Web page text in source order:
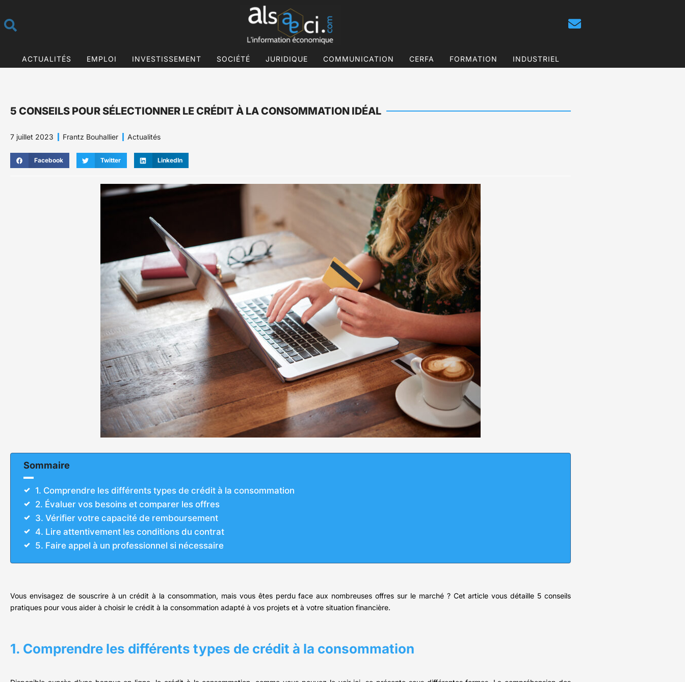
ACTUALITÉS EMPLOI INVESTISSEMENT SOCIÉTÉ JURIDIQUE COMMUNICATION CERFA FORMATION INDUSTRIEL
5 CONSEILS POUR SÉLECTIONNER LE CRÉDIT À LA CONSOMMATION IDÉAL
7 juillet 2023 Frantz Bouhallier Actualités
Facebook Twitter LinkedIn
Sommaire
1. Comprendre les différents types de crédit à la consommation
2. Évaluer vos besoins et comparer les offres
3. Vérifier votre capacité de remboursement
4. Lire attentivement les conditions du contrat
5. Faire appel à un professionnel si nécessaire
Vous envisagez de souscrire à un crédit à la consommation, mais vous êtes perdu face aux nombreuses offres sur le marché ? Cet article vous détaille 5 conseils
pratiques pour vous aider à choisir le crédit à la consommation adapté à vos projets et à votre situation financière.
1. Comprendre les différents types de crédit à la consommation